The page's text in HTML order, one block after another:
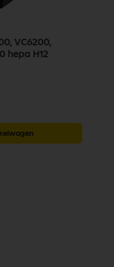
VC6200,
hepa H12